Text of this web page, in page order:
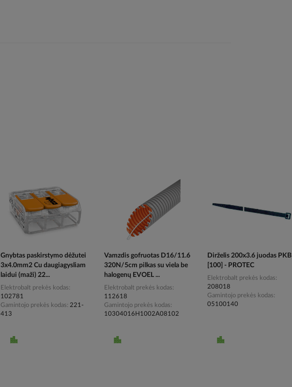
Gnybtas paskirstymo dėžutei
3x4.0mm2 Cu daugiagysliam
laidui (maži) 22...
Elektrobalt prekės kodas
102781
Gamintojo prekės kodas 221-
413
Vamzdis gofruotas D16/11.6
320N/5cm pilkas su viela be
halogenų EVOEL ...
Elektrobalt prekės kodas
112618
Gamintojo prekės kodas
10304016H1002A08102
Dirželis 200x3.6 juodas PKB
[100] - PROTEC
Elektrobalt prekės kodas
208018
Gamintojo prekės kodas
05100140